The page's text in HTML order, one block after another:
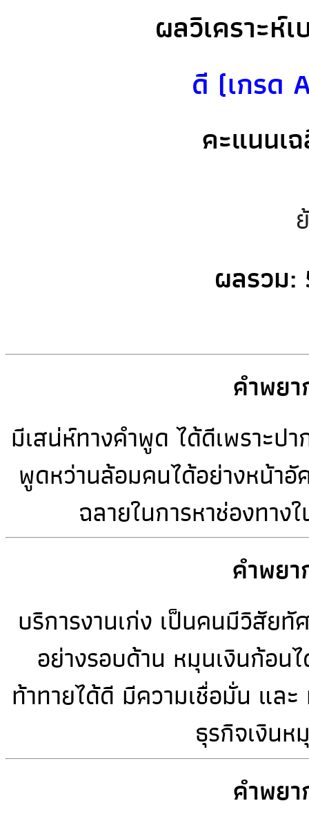
ผลวิเคราะห์
ดี (เกรด
คะแนนเ
ผลรวม:
คำพย
มีเสน่ห์ทางคำพูด ได้ดีเพราะป
พูดหว่านล้อมคนได้อย่างหน้าอั
ฉลายในการหาช่องทา
คำพย
บริการงานเก่ง เป็นคนมีวิสัย
อย่างรอบด้าน หมุนเงินก้อน
ท้าทายได้ดี มีความเชื่อมั่น และ
ธุรกิจเงิน
คำพย